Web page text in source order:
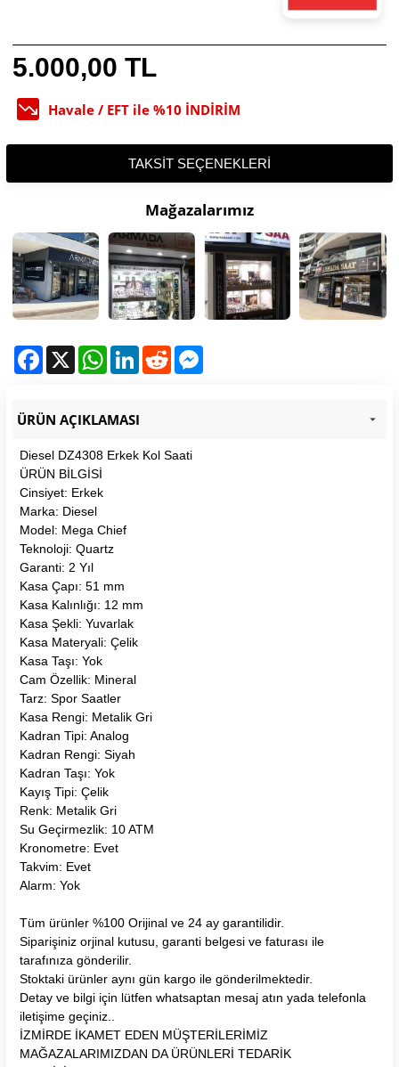
5.000,00 TL
Havale / EFT ile %10 İNDİRİM
TAKSIT SEÇENEKLERI
Mağazalarımız
Facebook
X WhatsAppLinkedInReddit
ÜRÜN AÇIKLAMASI
Diesel DZ4308 Erkek Kol Saati
ÜRÜN BİLGİSİ
Cinsiyet: Erkek
Marka: Diesel
Model: Mega Chief
Teknoloji: Quartz
Garanti: 2 Yıl
Kasa Çapı: 51 mm
Kasa Kalınlığı: 12 mm
Kasa Şekli: Yuvarlak
Kasa Materyali: Çelik
Kasa Taşı: Yok
Cam Özellik: Mineral
Tarz: Spor Saatler
Kasa Rengi: Metalik Gri
Kadran Tipi: Analog
Kadran Rengi: Siyah
Kadran Taşı: Yok
Kayış Tipi: Çelik
Renk: Metalik Gri
Su Geçirmezlik: 10 ATM
Kronometre: Evet
Takvim: Evet
Alarm: Yok
Tüm ürünler %100 Orijinal ve 24 ay garantilidir.
Siparişiniz orjinal kutusu, garanti belgesi ve faturası ile
tarafınıza gönderilir.
Stoktaki ürünler aynı gün kargo ile gönderilmektedir.
Detay ve bilgi için lütfen whatsaptan mesaj atın yada telefonla
iletişime geçiniz..
İZMİRDE İKAMET EDEN MÜŞTERİLERİMİZ
MAĞAZALARIMIZDAN DA ÜRÜNLERİ TEDARİK